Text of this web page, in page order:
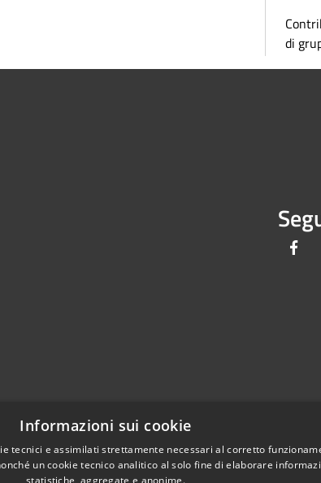
di
Informazioni sui cookie
tecnici e assimilati strettamente necessari al corretto
un cookie tecnico analitico al solo fine di elaborare
statistiche, aggregate e anonime.